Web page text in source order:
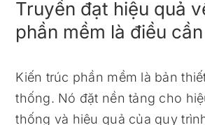
Truyền đạt hiệu quả
phần mềm là điều
Kiến trúc phần mềm là bản
thống. Nó đặt nền tảng cho
thống và hiệu quả của quy